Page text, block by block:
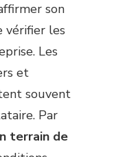
son
vérifier les
Les
et
souvent
Par
terrain de